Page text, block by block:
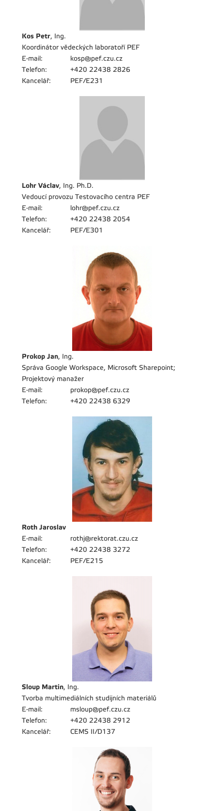
Kos Petr, Ing.
Koordinátor vědeckých laboratoří PEF
E-mail:
kosp@pef.czu.cz
Telefon:
+420 22438 2826
Kancelář:
PEF/E231
Lohr Václav, Ing. Ph.D.
Vedoucí provozu Testovacího centra PEF
E-mail:
lohr@pef.czu.cz
Telefon:
+420 22438 2054
Kancelář:
PEF/E301
Prokop Jan, Ing.
Správa Google Workspace, Microsoft Sharepoint;
Projektový manažer
E-mail:
prokop@pef.czu.cz
Telefon:
+420 22438 6329
Roth Jaroslav
E-mail:
rothj@rektorat.czu.cz
Telefon:
+420 22438 3272
Kancelář:
PEF/E215
Sloup Martin, Ing.
Tvorba multimediálních studijních materiálů
E-mail:
msloup@pef.czu.cz
Telefon:
+420 22438 2912
Kancelář:
CEMS II/D137